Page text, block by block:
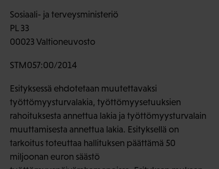
Sosiaali- ja terveysministeriö
PL 33
00023 Valtioneuvosto
STM057:00/2014
Esityksessä ehdotetaan muutettavaksi
työttömyysturvalakia, työttömyysetuuksien
rahoituksesta annettua lakia ja työttömyysturvalain
muuttamisesta annettua lakia. Esityksellä on
tarkoitus toteuttaa hallituksen päättämä 50
miljoonan euron säästö